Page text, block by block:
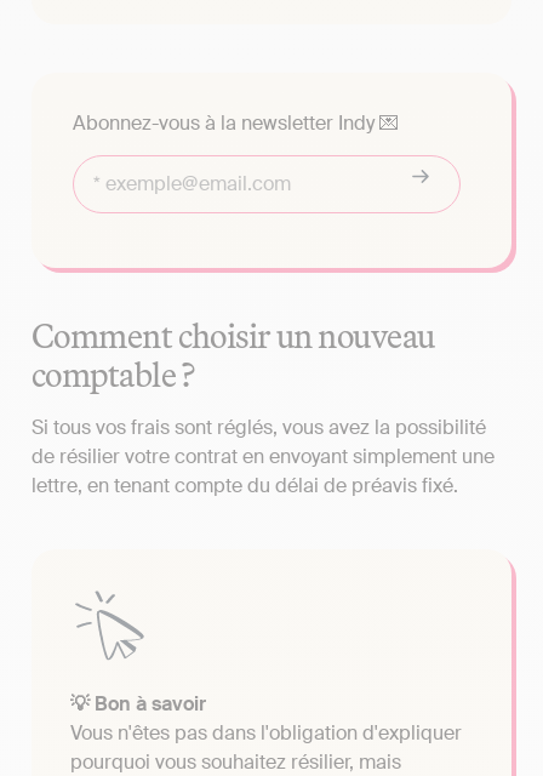
Abonnez-vous à la newsletter Indy 💌
Comment choisir un nouveau
comptable ?
Si tous vos frais sont réglés, vous avez la possibilité
de résilier votre contrat en envoyant simplement une
lettre, en tenant compte du délai de préavis fixé.
💡 Bon à savoir
Vous n'êtes pas dans l'obligation d'expliquer
pourquoi vous souhaitez résilier, mais